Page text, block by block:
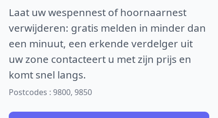
Laat uw wespennest of hoornaarnest
verwijderen: gratis melden in minder dan
een minuut, een erkende verdelger uit
uw zone contacteert u met zijn prijs en
komt snel langs.
Postcodes : 9800, 9850